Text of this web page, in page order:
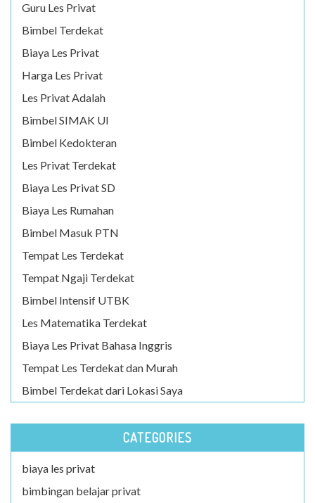
Guru Les Privat
Bimbel Terdekat
Biaya Les Privat
Harga Les Privat
Les Privat Adalah
Bimbel SIMAK UI
Bimbel Kedokteran
Les Privat Terdekat
Biaya Les Privat SD
Biaya Les Rumahan
Bimbel Masuk PTN
Tempat Les Terdekat
Tempat Ngaji Terdekat
Bimbel Intensif UTBK
Les Matematika Terdekat
Biaya Les Privat Bahasa Inggris
Tempat Les Terdekat dan Murah
Bimbel Terdekat dari Lokasi Saya
CATEGORIES
biaya les privat
bimbingan belajar privat